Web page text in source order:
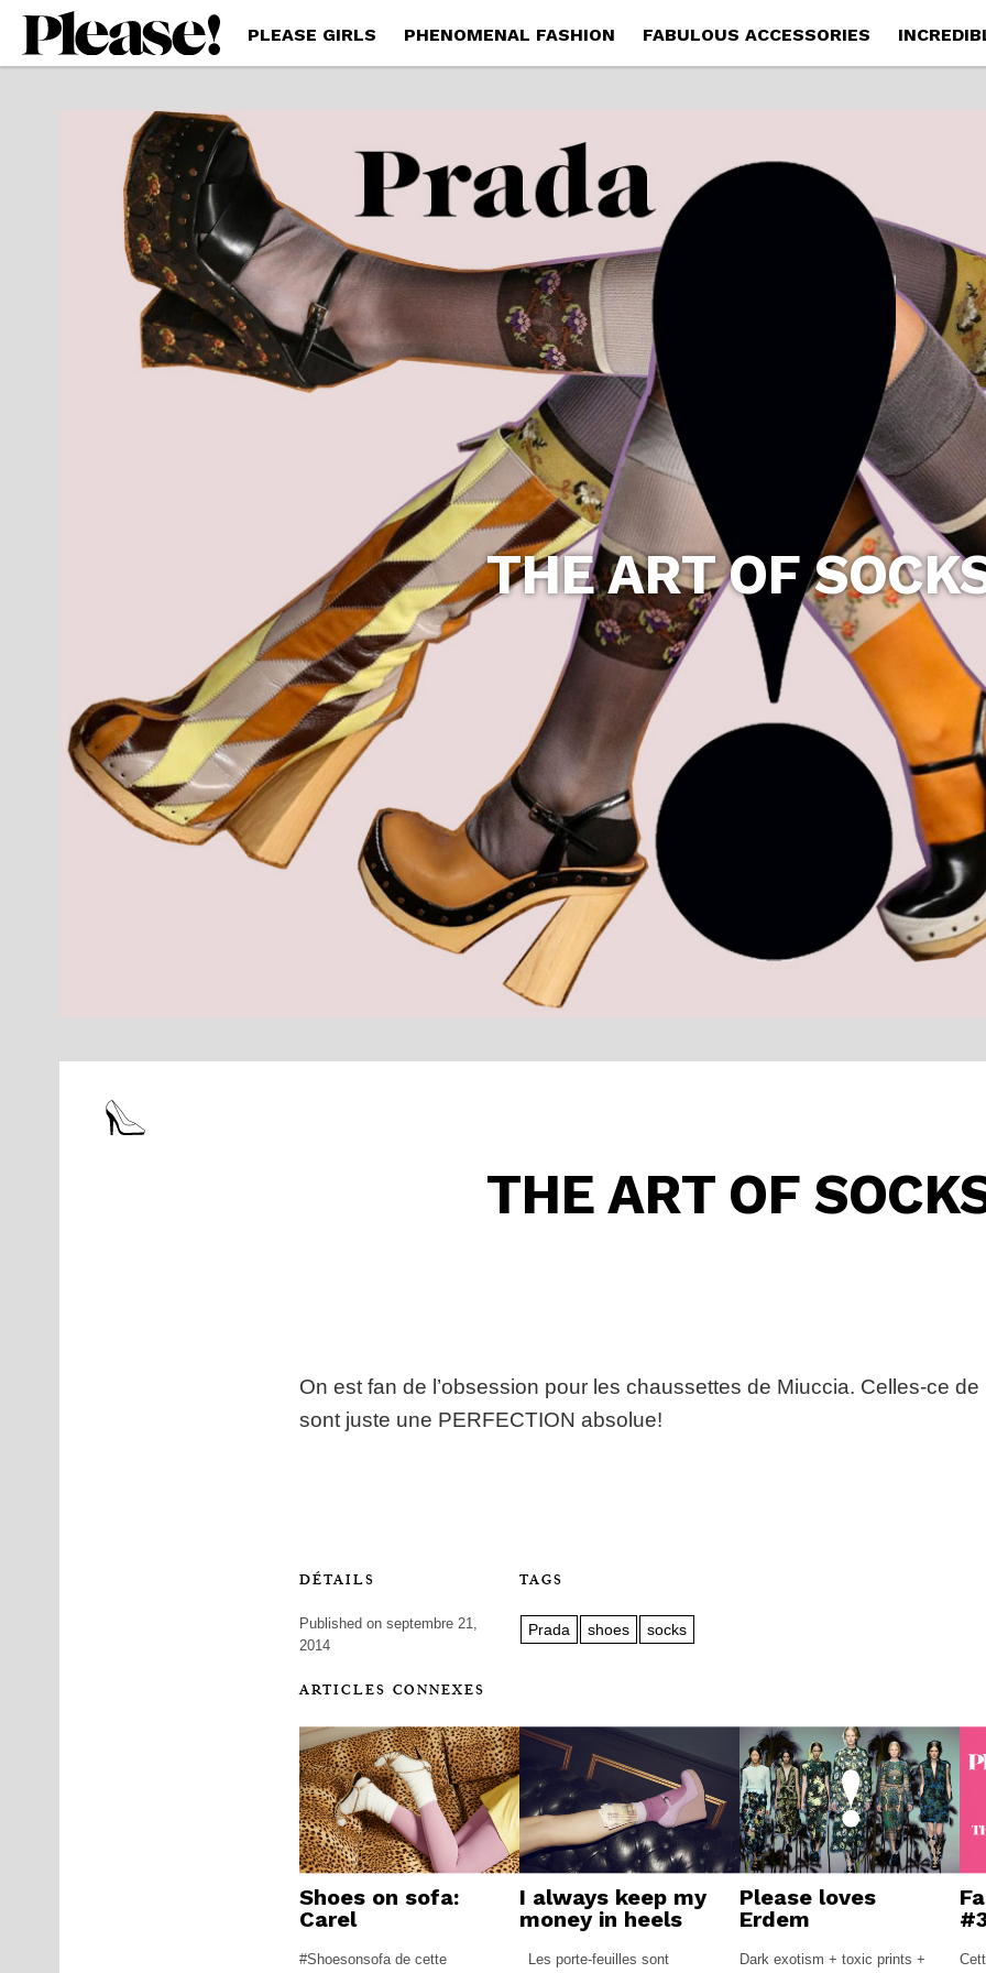
PLEASE GIRLS PHENOMENAL FASHION FABULOUS ACCESSORIES
THE ART OF
THE ART OF
On est fan de l’obsession pour les chaussettes de Miuccia. Celles-ce
sont juste une PERFECTION absolue!
DÉTAILS
Published on septembre 21,
2014
TAGS
Prada shoes socks
ARTICLES CONNEXES
Shoes on sofa:
Carel
#Shoesonsofa de cette
I always keep my
money in heels
Les porte-feuilles sont
Please loves
Erdem
Dark exotism + toxic prints +